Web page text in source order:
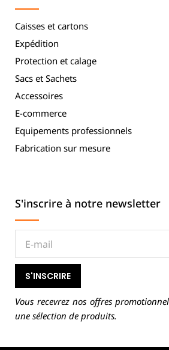
Caisses et cartons
Expédition
Protection et calage
Sacs et Sachets
Accessoires
E-commerce
Equipements professionnels
Fabrication sur mesure
S'inscrire à notre newsletter
S'INSCRIRE
Vous recevrez nos offres
une sélection de produits.